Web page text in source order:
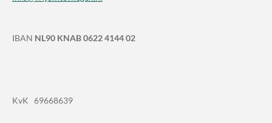
IBAN NL90 KNAB 0622 4144 02
KvK 69668639